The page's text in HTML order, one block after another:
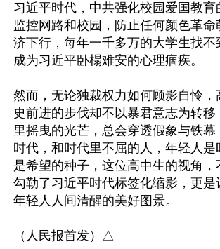
习近平时代，中共强化校园爱国教育
监控网路和校园，防止任何颜色革
济下行，每年一千多万的大学生找不
成为习近平卧榻难安的心理痼疾。
然而，无论独裁权力如何顾影自怜，
史前进的步伐却不以暴君意志为转移
里摇曳的光芒，总会穿透假象与铁幕
时代，和时代里不屈的人，年轻人是
是希望的种子，这位高中生的视角，
勾勒了习近平时代标签化缩影，更是
年轻人人间清醒的美好图景。